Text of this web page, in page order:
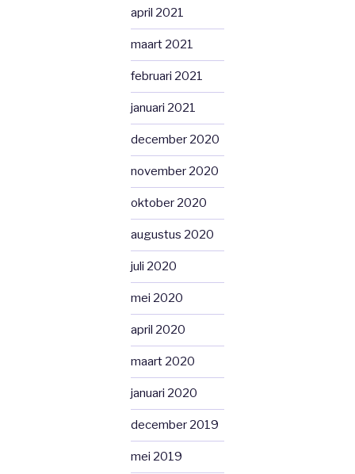
april 2021
maart 2021
februari 2021
januari 2021
december 2020
november 2020
oktober 2020
augustus 2020
juli 2020
mei 2020
april 2020
maart 2020
januari 2020
december 2019
mei 2019